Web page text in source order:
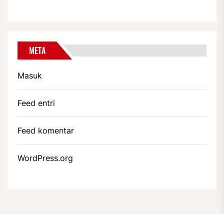
META
Masuk
Feed entri
Feed komentar
WordPress.org